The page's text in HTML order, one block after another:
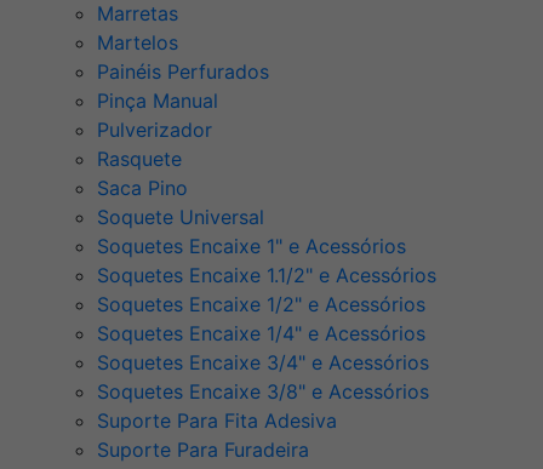
Marretas
Martelos
Painéis Perfurados
Pinça Manual
Pulverizador
Rasquete
Saca Pino
Soquete Universal
Soquetes Encaixe 1" e Acessórios
Soquetes Encaixe 1.1/2" e Acessórios
Soquetes Encaixe 1/2" e Acessórios
Soquetes Encaixe 1/4" e Acessórios
Soquetes Encaixe 3/4" e Acessórios
Soquetes Encaixe 3/8" e Acessórios
Suporte Para Fita Adesiva
Suporte Para Furadeira